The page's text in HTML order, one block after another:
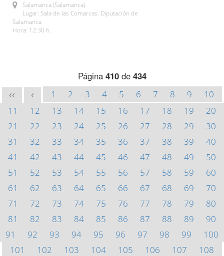
Salamanca (Salamanca)
Lugar: Sala de las Comarcas. Diputación de
Salamanca
Hora: 12:30 h.
Página 410de 434
<< < 1 2 3 4 5 6 7 8 9
10
11
12 13 14 15 16 17 18 19
20
21
22 23 24 25 26 27 28 29
30
31
32 33 34 35 36 37 38 39
40
41
42 43 44 45 46 47 48 49
50
51
52 53 54 55 56 57 58 59
60
61
62 63 64 65 66 67 68 69
70
71
72 73 74 75 76 77 78 79
80
81
82 83 84 85 86 87 88 89
90
91
92 93 94 95 96 97 98 99
100
101
102 103 104 105 106 107
108